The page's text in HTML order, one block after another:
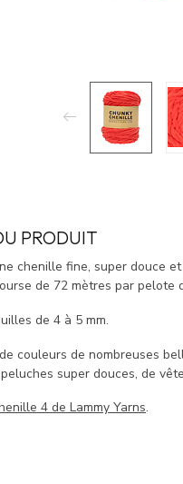
PRODUIT
chenille fine, super douce
de 72 mètres par pelote
de 4 à 5 mm.
couleurs de nombreuses
super douces, de
4 de Lammy Yarns.